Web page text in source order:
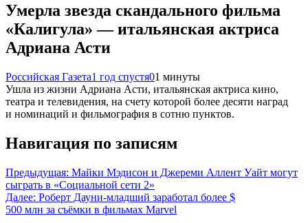
Умерла звезда скандального фильма
«Калигула» — итальянская актриса
Адриана Асти
Российская Газета1 год спустя01 минуты
Ушла из жизни Адриана Асти, итальянская актриса кино,
театра и телевидения, на счету которой более десяти наград
и номинаций и фильмография в сотню пунктов.
Навигация по записям
Предыдущая: Майки Мэдисон и Джереми Аллент Уайт могут
сыграть в «Социальной сети 2»
Далее: Роберт Дауни-младший заработал более $
500 млн за съёмки в фильмах Marvel